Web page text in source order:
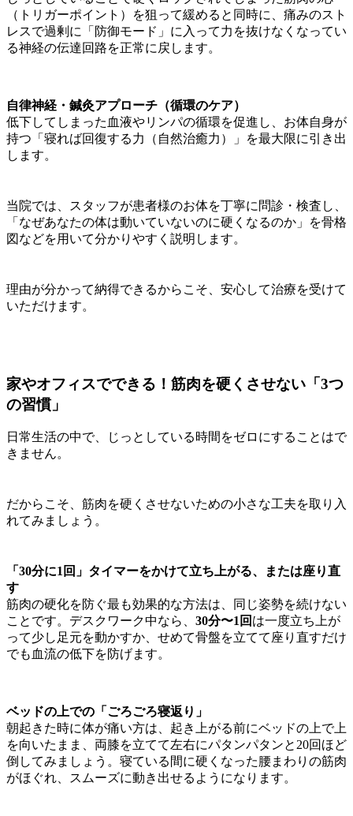
（トリガーポイント）を狙って緩めると同時に、痛みのスト
レスで過剰に「防御モード」に入って力を抜けなくなってい
る神経の伝達回路を正常に戻します。
自律神経・鍼灸アプローチ（循環のケア）
低下してしまった血液やリンパの循環を促進し、お体自身が
持つ「寝れば回復する力（自然治癒力）」を最大限に引き出
します。
当院では、スタッフが患者様のお体を丁寧に問診・検査し、
「なぜあなたの体は動いていないのに硬くなるのか」を骨格
図などを用いて分かりやすく説明します。
理由が分かって納得できるからこそ、安心して治療を受けて
いただけます。
家やオフィスでできる！筋肉を硬くさせない「3つ
の習慣」
日常生活の中で、じっとしている時間をゼロにすることはで
きません。
だからこそ、筋肉を硬くさせないための小さな工夫を取り入
れてみましょう。
「30分に1回」タイマーをかけて立ち上がる、または座り直
す
筋肉の硬化を防ぐ最も効果的な方法は、同じ姿勢を続けない
ことです。デスクワーク中なら、 30分〜1回 は一度立ち上が
って少し足元を動かすか、せめて骨盤を立てて座り直すだけ
でも血流の低下を防げます。
ベッドの上での「ごろごろ寝返り」
朝起きた時に体が痛い方は、起き上がる前にベッドの上で上
を向いたまま、両膝を立てて左右にパタンパタンと20回ほど
倒してみましょう。寝ている間に硬くなった腰まわりの筋肉
がほぐれ、スムーズに動き出せるようになります。